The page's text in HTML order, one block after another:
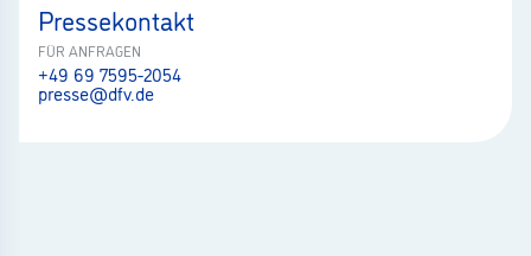
Pressekontakt
FÜR ANFRAGEN
+49 69 7595-2054
presse@dfv.de